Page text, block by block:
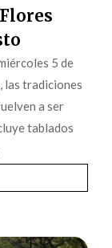
5 de
las tradiciones
a ser
tablados